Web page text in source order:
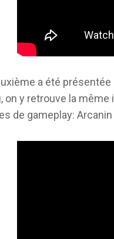
a été présentée
, on y retrouve la
de gameplay: